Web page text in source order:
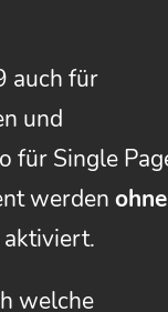
auch für
und
für Single
werden ohne
welche